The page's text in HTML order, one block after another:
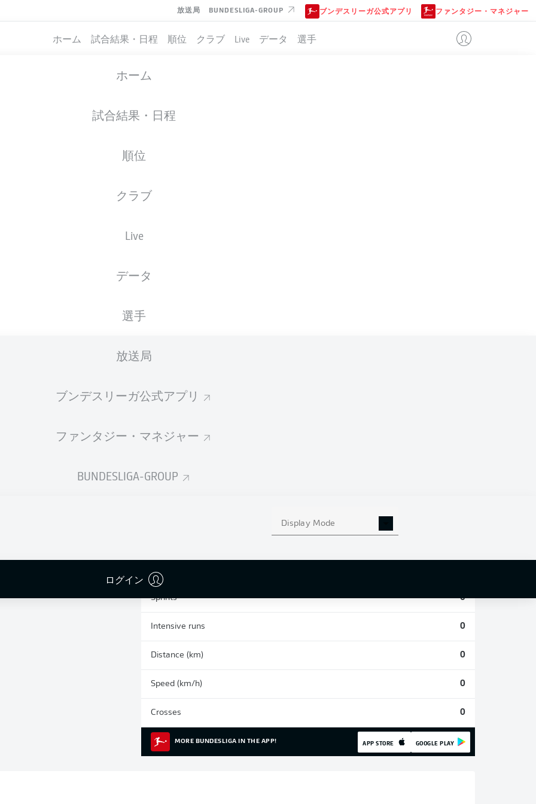
放送局 BUNDESLIGA-GROUP ブンデスリーガ公式アプリ ファンタジー・マネジャー
ホーム 試合結果・日程 順位 クラブ Live データ 選手
ホーム
試合結果・日程
順位
クラブ
Live
データ
選手
放送局
ブンデスリーガ公式アプリ
ファンタジー・マネジャー
BUNDESLIGA-GROUP
Display Mode
ログイン
18.09.1999
統計 シーズン 2025/2026
Sprints 0
Intensive runs 0
Distance (km) 0
Speed (km/h) 0
Crosses 0
MORE BUNDESLIGA IN THE APP! APP STORE GOOGLE PLAY